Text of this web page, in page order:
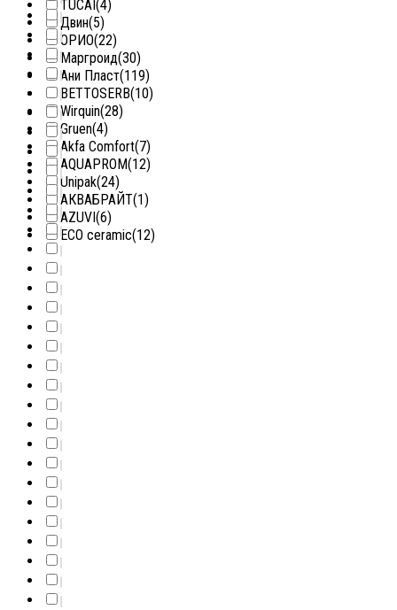
TUCAI (4)
Двин(5)
ОРИО(22)
Маргроид(30)
Ани Пласт(119)
BETTOSERB(10)
Wirquin(28)
Gruen(4)
Akfa Comfort(7)
AQUAPROM(12)
Unipak(24)
АКВАБРАЙТ(1)
AZUVI (6)
ECO ceramic(12)